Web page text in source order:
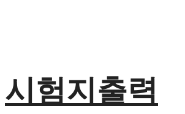
시험지출력